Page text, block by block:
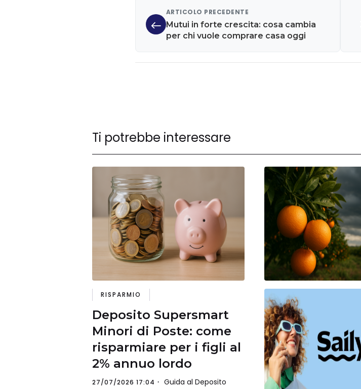
ARTICOLO PRECEDENTE
Mutui in forte crescita: cosa cambia
per chi vuole comprare casa oggi
Ti potrebbe interessare
RISPARMIO
Deposito Supersmart
Minori di Poste: come
risparmiare per i figli al
2% annuo lordo
27/07/2026 17:04 Guida al Deposito